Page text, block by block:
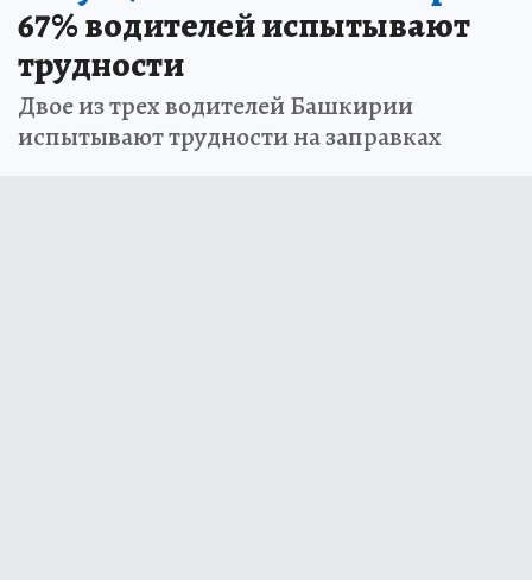
67% водителей испытывают
трудности
Двое из трех водителей Башкирии
испытывают трудности на заправках